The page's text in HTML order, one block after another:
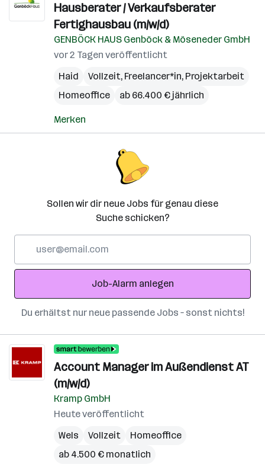
Hausberater / Verkaufsberater
Fertighausbau (m/w/d)
GENBÖCK HAUS Genböck & Möseneder GmbH
vor 2 Tagen veröffentlicht
Haid
Vollzeit, Freelancer*in, Projektarbeit
Homeoffice
ab 66.400 € jährlich
Merken
Sollen wir dir neue Jobs für genau diese
Suche schicken?
Adresse
Job-Alarm anlegen
Du erhältst nur neue passende Jobs – sonst nichts!
Account Manager im Außendienst AT
(m/w/d)
Kramp GmbH
Heute veröffentlicht
Wels
Vollzeit
Homeoffice
ab 4.500 € monatlich